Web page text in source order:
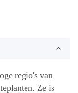
regio's van
Ze is